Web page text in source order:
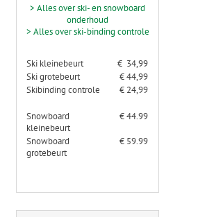
> Alles over ski- en snowboard
onderhoud
> Alles over ski-binding controle
Ski kleinebeurt
€ 34,99
Ski grotebeurt
€ 44,99
Skibinding controle
€ 24,99
Snowboard
kleinebeurt
€ 44.99
Snowboard
grotebeurt
€ 59.99